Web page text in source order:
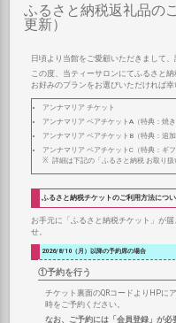
ふるさと納税返礼品の
更新）
日頃より当館をご愛顧いただきまして、
この度、当ティーサロンにてふるさと
お好みのプランをお選びいただければ幸
アンナマリア チケット
アンナマリア ペアチケットA（特典：焼き
アンナマリア ペアチケットB（特典：追加
アンナマリア ペアチケットC（特典：ギフ
詳細は下記の「ふるさと納税 お取り
ふるさと納税チケットのご利用方法につ
お手元に「ふるさと納税チケット」が
せ。
2026/8/10（月）以降の予約席の場合
①予約を行う
チケット裏面のQRコードよりHPに
時をご予約ください。
なお、ご予約には「会員登録」が必